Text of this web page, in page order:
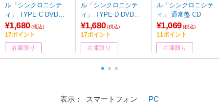
ル「シンクロニシテ
ィ」 TYPE-C DVD付
CD
¥1,680 (税込)
17ポイント
在庫限り
ル「シンクロニシテ
ィ」 TYPE-D DVD付
CD
¥1,680 (税込)
17ポイント
在庫限り
ル「シンクロニシテ
ィ」 通常盤 CD
¥1,069 (税込)
11ポイント
在庫限り
表示： スマートフォン ｜ PC